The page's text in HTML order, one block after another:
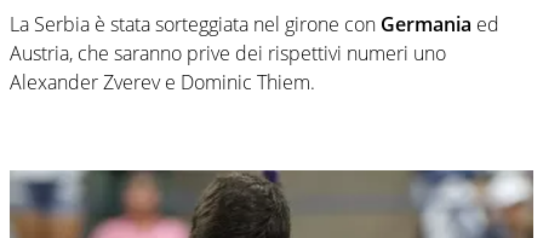
La Serbia è stata sorteggiata nel girone con Germania ed
Austria, che saranno prive dei rispettivi numeri uno
Alexander Zverev e Dominic Thiem.